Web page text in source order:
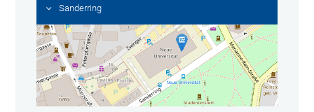
Sanderring